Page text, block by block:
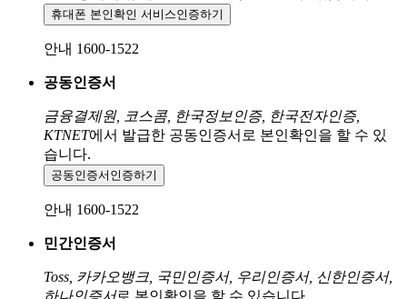
휴대폰 본인확인 서비스인증하기
안내 1600-1522
공동인증서
금융결제원, 코스콤, 한국정보인증, 한국전자인증,
KTNET에서 발급한 공동인증서로 본인확인을 할 수 있
습니다.
공동인증서 인증하기
안내 1600-1522
민간인증서
Toss, 카카오뱅크, 국민인증서, 우리인증서, 신한인증서,